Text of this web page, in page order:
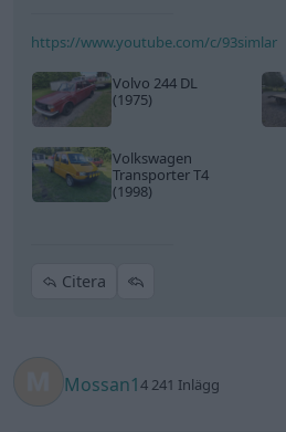
https://www.youtube.com/c/93simlar
Volvo 244 DL
(1975)
Volkswagen
Transporter T4
(1998)
Citera
Mossan14 241 Inlägg